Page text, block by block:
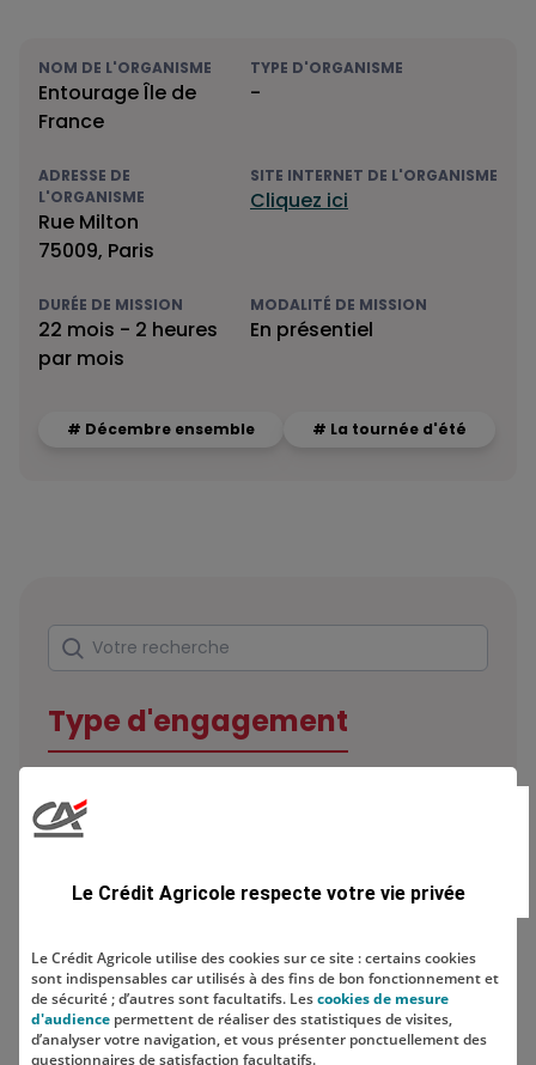
NOM DE L'ORGANISME
Entourage Île de
France
TYPE D'ORGANISME
-
ADRESSE DE
L'ORGANISME
Rue Milton
75009, Paris
SITE INTERNET DE L'ORGANISME
Cliquez ici
DURÉE DE MISSION
22 mois - 2 heures
par mois
MODALITÉ DE MISSION
En présentiel
# Décembre ensemble # La tournée d'été
Rechercher
Votre recherche
Type d'engagement
Localisation
Le Crédit Agricole respecte votre vie privée
Le Crédit Agricole utilise des cookies sur ce site : certains cookies
sont indispensables car utilisés à des fins de bon fonctionnement et
de sécurité ; d’autres sont facultatifs. Lescookies de mesure
d'audience permettent de réaliser des statistiques de visites,
d’analyser votre navigation, et vous présenter ponctuellement des
questionnaires de satisfaction facultatifs.